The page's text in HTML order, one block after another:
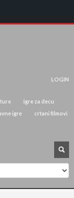
LOGIN
igre za decu
igre
crtani filmovi